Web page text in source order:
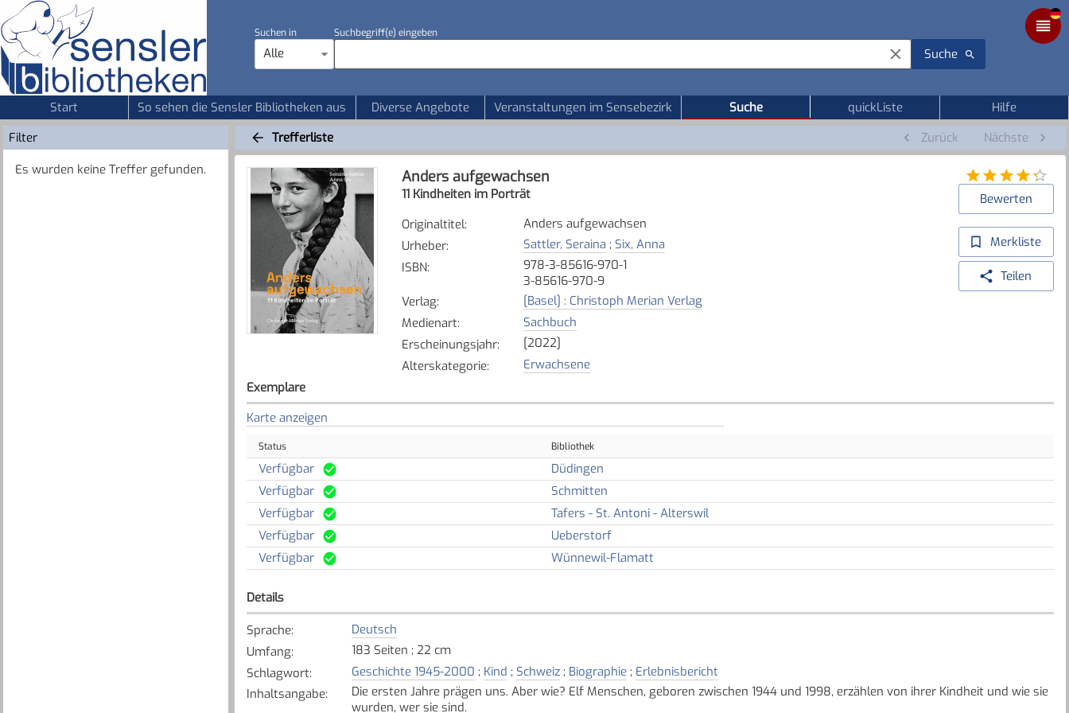
Suchen in
Alle
Suchbegriff(e) eingeben
Suche
Start So sehen die Sensler Bibliotheken aus Diverse Angebote Veranstaltungen im Sensebezirk Suche quickListe
Hilfe
Filter
Es wurden keine Treffer gefunden.
Trefferliste Zurück Nächste
Anders aufgewachsen
11 Kindheiten im Porträt
Originaltitel:
Anders aufgewachsen
Urheber: Sattler, Seraina ; Six, Anna
ISBN:
978-3-85616-970-1
3-85616-970-9
Verlag:
[Basel] : Christoph Merian Verlag
Medienart:
Sachbuch
Erscheinungsjahr:
[2022]
Alterskategorie: Erwachsene
Bewerten
Merkliste
Teilen
Exemplare
Karte anzeigen
Status Bibliothek
Verfügbar
Düdingen
Verfügbar
Schmitten
Verfügbar
Tafers - St. Antoni - Alterswil
Verfügbar
Ueberstorf
Verfügbar
Wünnewil-Flamatt
Details
Sprache:
Deutsch
Umfang:
183 Seiten ; 22 cm
Schlagwort: Geschichte 1945-2000 ; Kind ; Schweiz; Biographie; Erlebnisbericht
Inhaltsangabe:
Die ersten Jahre prägen uns. Aber wie? Elf Menschen, geboren zwischen 1944 und 1998, erzählen von ihrer Kindheit und wie sie
wurden, wer sie sind.